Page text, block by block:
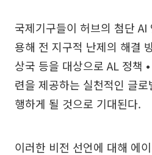
국제기구들이 허브의 첨단 AI
용해 전 지구적 난제의 해결
상국 등을 대상으로 AL 정책
련을 제공하는 실천적인 글
행하게 될 것으로 기대된다.
이러한 비전 선언에 대해 에